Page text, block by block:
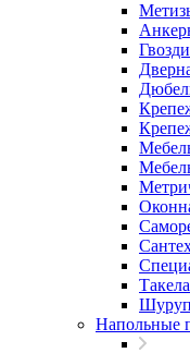
Гвозди
Напольные